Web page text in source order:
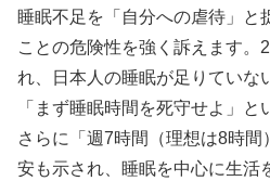
睡眠不足を「自分への虐待」と
ことの危険性を強く訴えます。
れ、日本人の睡眠が足りていな
「まず睡眠時間を死守せよ」と
さらに「週7時間（理想は8時間
安も示され、睡眠を中心に生活